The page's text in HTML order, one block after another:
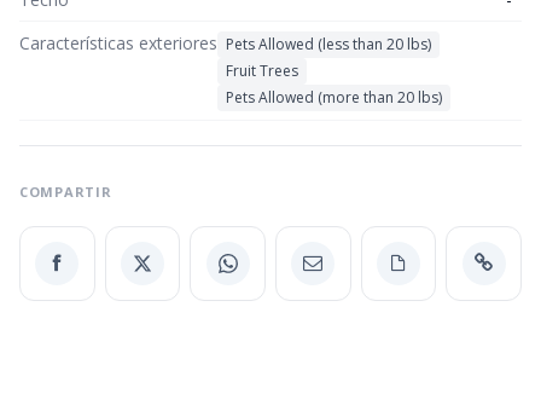
Características exteriores Pets Allowed (less than 20 lbs)
Fruit Trees
Pets Allowed (more than 20 lbs)
COMPARTIR